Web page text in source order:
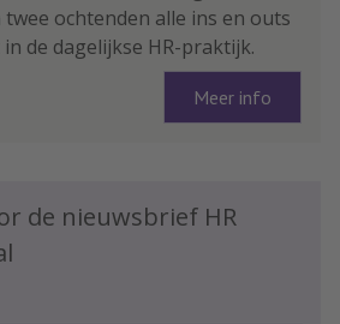
ochtenden alle ins en outs
de dagelijkse HR-praktijk.
Meer info
de nieuwsbrief HR